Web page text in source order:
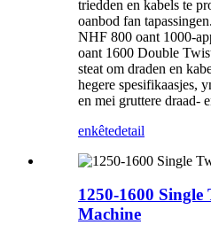
triedden en kabels te
oanbod fan
NHF 800 oant 1000-
oant 1600 Double
steat om draden en
hegere spesifikaasjes,
en mei gruttere draad-
enkêtedetail
1250-1600
Machine